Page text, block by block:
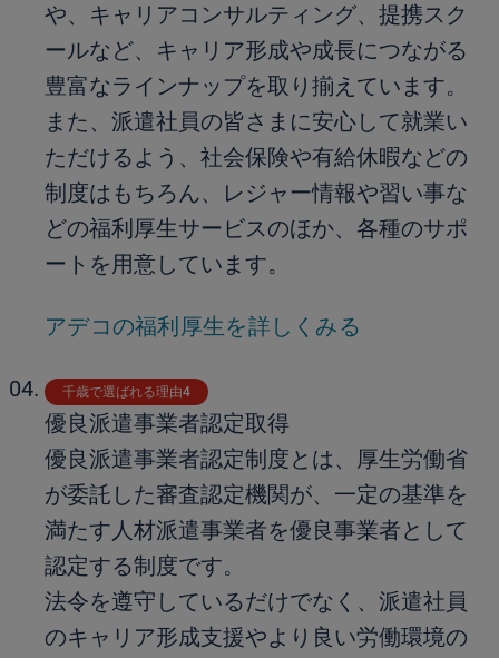
や、キャリアコンサルティング、提携スク
ールなど、キャリア形成や成長につながる
豊富なラインナップを取り揃えています。
また、派遣社員の皆さまに安心して就業い
ただけるよう、社会保険や有給休暇などの
制度はもちろん、レジャー情報や習い事な
どの福利厚生サービスのほか、各種のサポ
ートを用意しています。
アデコの福利厚生を詳しくみる
千歳で選ばれる理由4
優良派遣事業者認定取得
優良派遣事業者認定制度とは、厚生労働省
が委託した審査認定機関が、一定の基準を
満たす人材派遣事業者を優良事業者として
認定する制度です。
法令を遵守しているだけでなく、派遣社員
のキャリア形成支援やより良い労働環境の